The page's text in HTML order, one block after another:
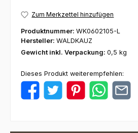
Zum Merkzettel hinzufügen
Produktnummer: WK0602105-L
Hersteller: WALDKAUZ
Gewicht inkl. Verpackung: 0,5 kg
Dieses Produkt weiterempfehlen: